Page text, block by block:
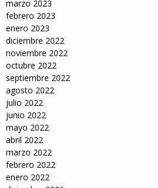
marzo 2023
febrero 2023
enero 2023
diciembre 2022
noviembre 2022
octubre 2022
septiembre 2022
agosto 2022
julio 2022
junio 2022
mayo 2022
abril 2022
marzo 2022
febrero 2022
enero 2022